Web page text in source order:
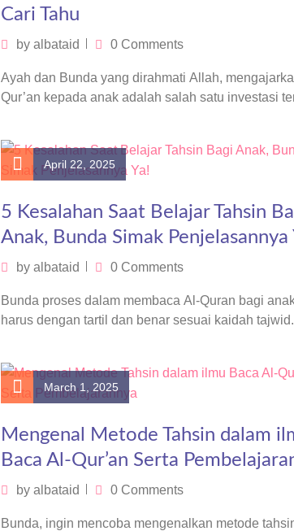
Cari Tahu
by albataid 0 Comments
Ayah dan Bunda yang dirahmati Allah,
Qur’an kepada anak adalah salah satu investasi
April 22, 2025
5 Kesalahan Saat Belajar Tahsin
Anak, Bunda Simak Penjelasannya
by albataid 0 Comments
Bunda proses dalam membaca Al-Quran bagi
harus dengan tartil dan benar sesuai kaidah
March 1, 2025
Mengenal Metode Tahsin dalam
Baca Al-Qur’an Serta
by albataid 0 Comments
Bunda, ingin mencoba mengenalkan metode